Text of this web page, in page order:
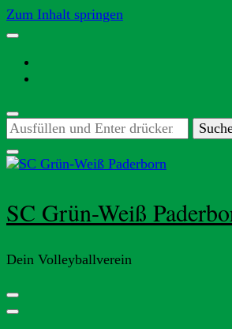
Zum Inhalt springen
Suchst
du
nach
etwas?
SC Grün-Weiß
Dein Volleyballverein